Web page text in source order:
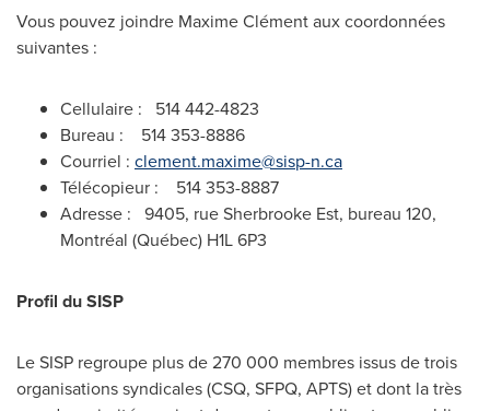
Vous pouvez joindre Maxime Clément aux coordonnées
suivantes :
Cellulaire : 514 442-4823
Bureau : 514 353-8886
Courriel : clement.maxime@sisp-n.ca
Télécopieur : 514 353-8887
Adresse : 9405, rue Sherbrooke Est, bureau 120,
Montréal (Québec) H1L 6P3
Profil du SISP
Le SISP regroupe plus de 270 000 membres issus de trois
organisations syndicales (CSQ, SFPQ, APTS) et dont la très